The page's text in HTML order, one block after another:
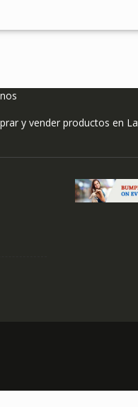
y vender productos en